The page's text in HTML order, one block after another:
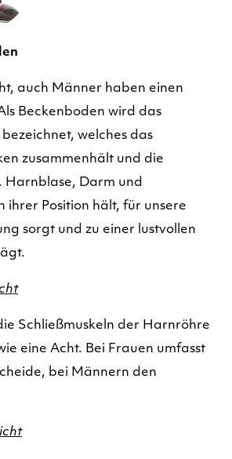
auch Männer haben einen
Beckenboden wird das
welches das
zusammenhält und die
Harnblase, Darm und
ihrer Position hält, für unsere
sorgt und zu einer lustvollen
Schließmuskeln der Harnröhre
eine Acht. Bei Frauen umfasst
bei Männern den